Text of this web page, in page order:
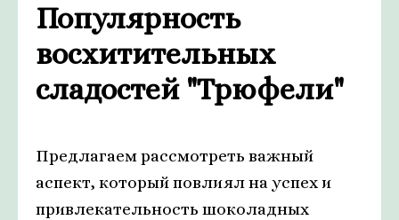
Популярность
восхитительных
сладостей "Трюфели"
Предлагаем рассмотреть важный
аспект, который повлиял на успех и
привлекательность шоколадных